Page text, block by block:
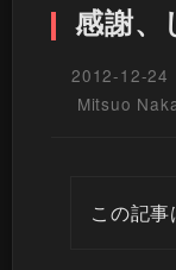
感謝、
2012-12-24
Mitsuo
この記事